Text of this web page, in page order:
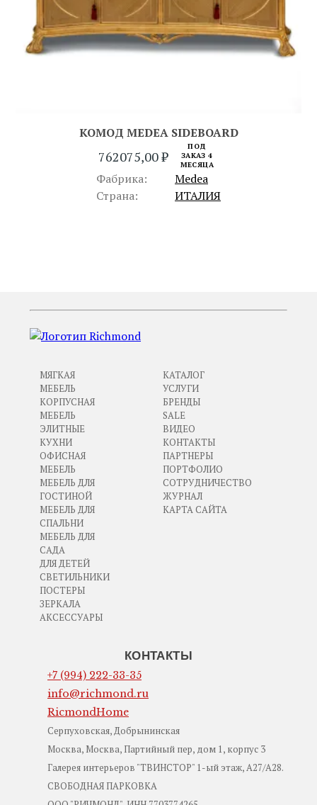
КОМОД MEDEA SIDEBOARD
762075,00₽
ПОД
ЗАКАЗ 4
МЕСЯЦА
Фабрика:
Medea
Страна:
ИТАЛИЯ
МЯГКАЯ
МЕБЕЛЬ
КОРПУСНАЯ
МЕБЕЛЬ
ЭЛИТНЫЕ
КУХНИ
ОФИСНАЯ
МЕБЕЛЬ
МЕБЕЛЬ ДЛЯ
ГОСТИНОЙ
МЕБЕЛЬ ДЛЯ
СПАЛЬНИ
МЕБЕЛЬ ДЛЯ
САДА
ДЛЯ ДЕТЕЙ
СВЕТИЛЬНИКИ
ПОСТЕРЫ
ЗЕРКАЛА
АКСЕССУАРЫ
КАТАЛОГ
УСЛУГИ
БРЕНДЫ
SALE
ВИДЕО
КОНТАКТЫ
ПАРТНЕРЫ
ПОРТФОЛИО
СОТРУДНИЧЕСТВО
ЖУРНАЛ
КАРТА САЙТА
КОНТАКТЫ
+7 (994) 222-33-35
info@richmond.ru
RicmondHome
Серпуховская, Добрынинская
Москва, Москва, Партийный пер, дом 1, корпус 3
Галерея интерьеров "ТВИНСТОР" 1-ый этаж, А27/А28.
СВОБОДНАЯ ПАРКОВКА